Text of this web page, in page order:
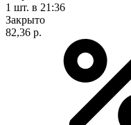
1 шт. в 21:36
Закрыто
82,36 р.